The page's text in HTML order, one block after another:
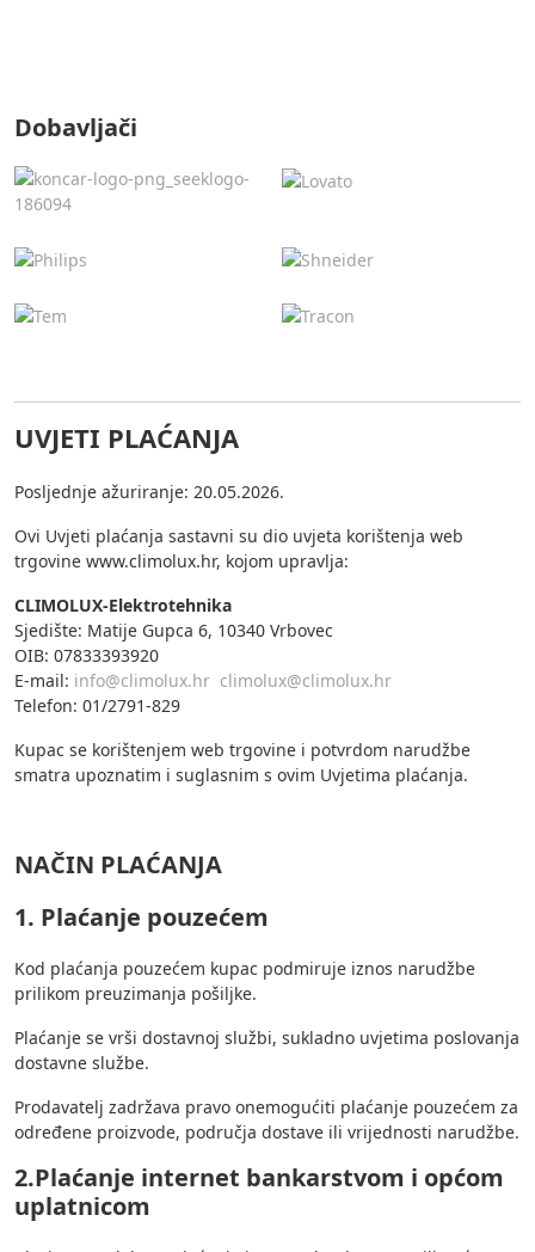
Dobavljači
UVJETI PLAĆANJA
Posljednje ažuriranje: 20.05.2026.
Ovi Uvjeti plaćanja sastavni su dio uvjeta korištenja web
trgovine www.climolux.hr, kojom upravlja:
CLIMOLUX-Elektrotehnika
Sjedište: Matije Gupca 6, 10340 Vrbovec
OIB: 07833393920
E-mail: info@climolux.hr climolux@climolux.hr
Telefon: 01/2791-829
Kupac se korištenjem web trgovine i potvrdom narudžbe
smatra upoznatim i suglasnim s ovim Uvjetima plaćanja.
NAČIN PLAĆANJA
1. Plaćanje pouzećem
Kod plaćanja pouzećem kupac podmiruje iznos narudžbe
prilikom preuzimanja pošiljke.
Plaćanje se vrši dostavnoj službi, sukladno uvjetima poslovanja
dostavne službe.
Prodavatelj zadržava pravo onemogućiti plaćanje pouzećem za
određene proizvode, područja dostave ili vrijednosti narudžbe.
2.Plaćanje internet bankarstvom i općom
uplatnicom